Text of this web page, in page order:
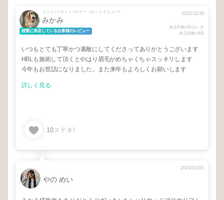
メニュー/ カット+カラー《セットメニュー》
みかみ
頻繁に来店しているお客様のレビュー
2025/11/30
来店年数/1年11ヶ月
来店回数/18回
いつもとても丁寧かつ素敵にしてくださってありがとうございます
HBLも施術して頂くとやはり眉毛がめちゃくちゃスッキリします
今年もお世話になりました。また来年もよろしくお願いします
詳しく見る
10ステキ!
やの めい
2026/01/05